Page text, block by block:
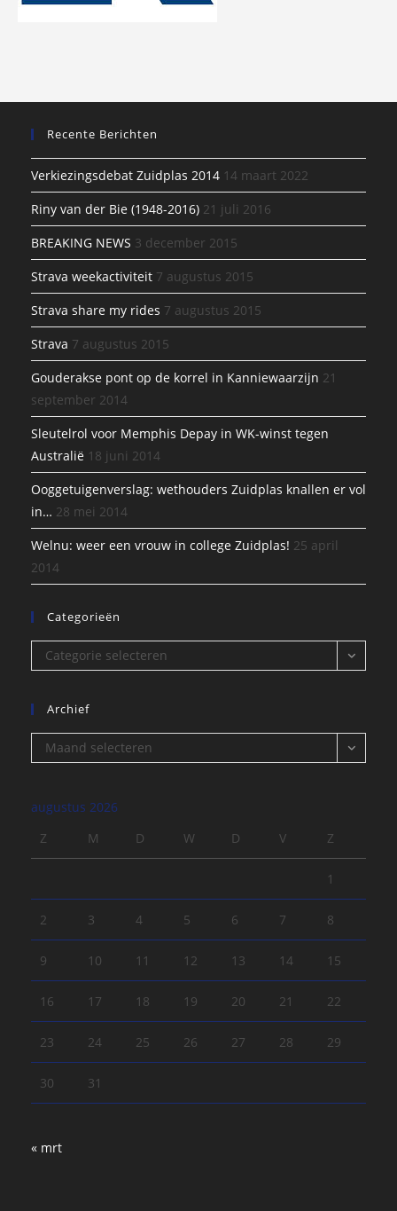
Recente Berichten
Verkiezingsdebat Zuidplas 2014 14 maart 2022
Riny van der Bie (1948-2016) 21 juli 2016
BREAKING NEWS 3 december 2015
Strava weekactiviteit 7 augustus 2015
Strava share my rides 7 augustus 2015
Strava 7 augustus 2015
Gouderakse pont op de korrel in Kanniewaarzijn 21
september 2014
Sleutelrol voor Memphis Depay in WK-winst tegen
Australië 18 juni 2014
Ooggetuigenverslag: wethouders Zuidplas knallen er vol
in… 28 mei 2014
Welnu: weer een vrouw in college Zuidplas! 25 april
2014
Categorieën
Categorieën
Categorie selecteren
Archief
Archief
Maand selecteren
augustus 2026
Z
M D W D V Z
1
2 3 4 5 6 7 8
9 10 11 12 13 14 15
16 17 18 19 20 21 22
23 24 25 26 27 28 29
30 31
« mrt